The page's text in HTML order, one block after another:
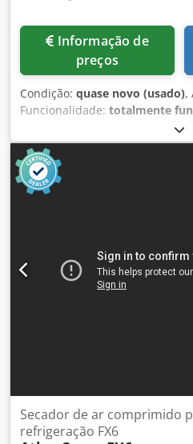
preços
Condição: quase novo (usado),
Funcionalidade: totalmente
industrial Atlas Copco ZA5 VSD,
velocidade variável (VSD) e
isenta de óleo, certificado ISO
técnicos: • Fabricante: Atlas
de fabricação: 2019 • Potência
Qualidade do ar: isento de óleo,
Fabricado na Bélgica • Variador
Número de série: APF239403
Secador de ar comprimido
refrigeração FX6